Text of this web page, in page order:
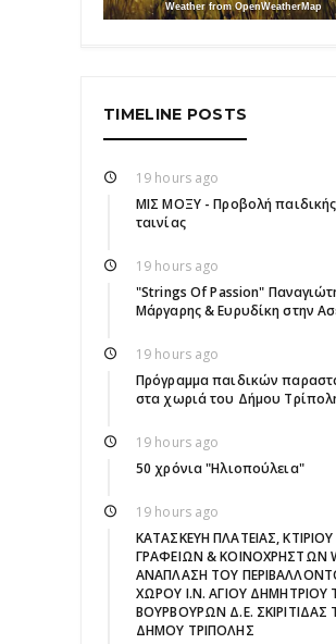
Weather from OpenWeatherMap
TIMELINE POSTS
19 hours ago
ΜΙΣ ΜΟΞΥ - Προβολή παιδικής
ταινίας
19 hours ago
"Strings Of Passion"
Μάργαρης & Ευρυδίκη στην
19 hours ago
Πρόγραμμα παιδικών
στα χωριά του Δήμου
19 hours ago
50 χρόνια "Ηλιοπούλεια"
19 hours ago
ΚΑΤΑΣΚΕΥΗ ΠΛΑΤΕΙΑΣ, ΚΤΙΡΙΟΥ
ΓΡΑΦΕΙΩΝ & ΚΟΙΝΟΧΡΗΣΤΩΝ
ΑΝΑΠΛΑΣΗ ΤΟΥ
ΧΩΡΟΥ Ι.Ν. ΑΓΙΟΥ ΔΗΜΗΤΡΙΟΥ
ΒΟΥΡΒΟΥΡΩΝ Δ.Ε. ΣΚΙΡΙΤΙΔΑΣ
ΔΗΜΟΥ ΤΡΙΠΟΛΗΣ